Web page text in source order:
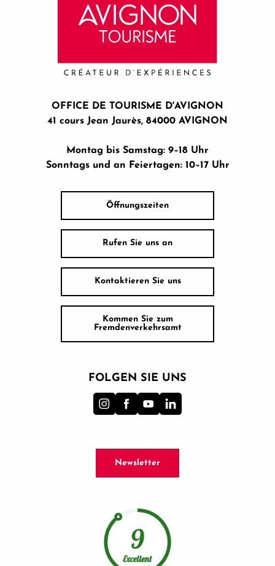
OFFICE DE TOURISME D'AVIGNON
41 cours Jean Jaurès, 84000 AVIGNON
Montag bis Samstag: 9–18 Uhr
Sonntags und an Feiertagen: 10–17 Uhr
Öffnungszeiten
Rufen Sie uns an
Kontaktieren Sie uns
Kommen Sie zum
Fremdenverkehrsamt
FOLGEN SIE UNS
Newsletter